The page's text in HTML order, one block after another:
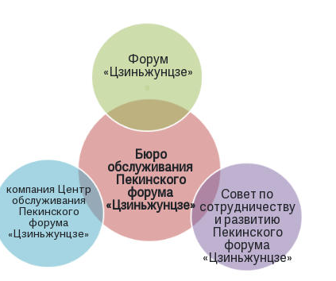
Форум
«Цзиньжунцзе»
Совет по
сотрудничеству
и развитию
Пекинского
форума
«Цзиньжунцзе»
Бюро
обслуживания
Пекинского
форума
«Цзиньжунцзе»
компания Центр
обслуживания
Пекинского
форума
«Цзиньжунцзе»